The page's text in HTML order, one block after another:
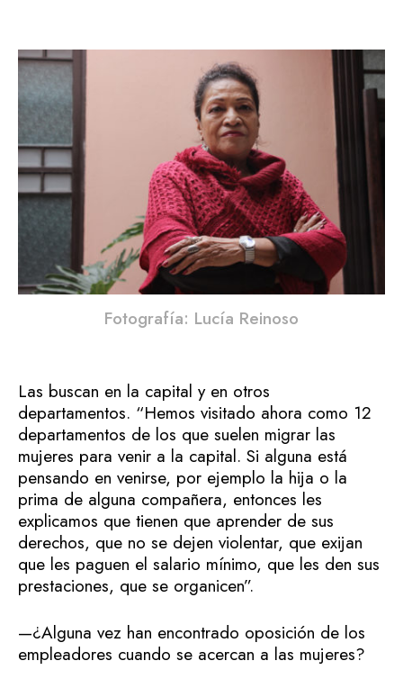
Fotografía: Lucía Reinoso
Las buscan en la capital y en otros
departamentos. “Hemos visitado ahora como 12
departamentos de los que suelen migrar las
mujeres para venir a la capital. Si alguna está
pensando en venirse, por ejemplo la hija o la
prima de alguna compañera, entonces les
explicamos que tienen que aprender de sus
derechos, que no se dejen violentar, que exijan
que les paguen el salario mínimo, que les den sus
prestaciones, que se organicen”.
—¿Alguna vez han encontrado oposición de los
empleadores cuando se acercan a las mujeres?